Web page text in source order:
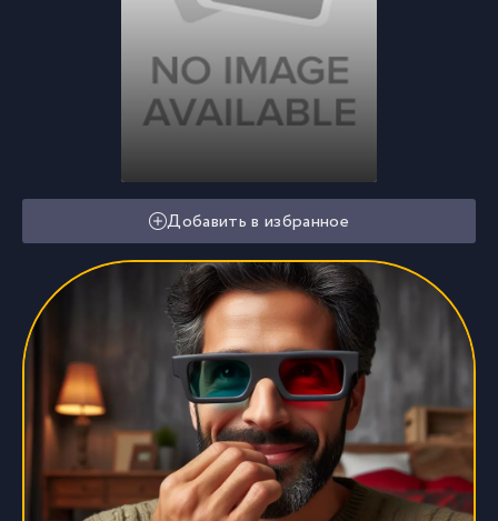
Добавить в избранное